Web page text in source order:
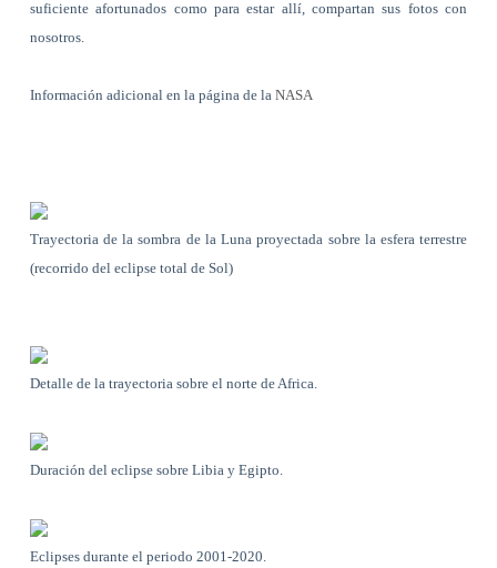
suficiente afortunados como para estar allí, compartan sus fotos con
nosotros.
Información adicional en la página de la NASA
Trayectoria de la sombra de la Luna proyectada sobre la esfera terrestre
(recorrido del eclipse total de Sol)
Detalle de la trayectoria sobre el norte de Africa.
Duración del eclipse sobre Libia y Egipto.
Eclipses durante el periodo 2001-2020.